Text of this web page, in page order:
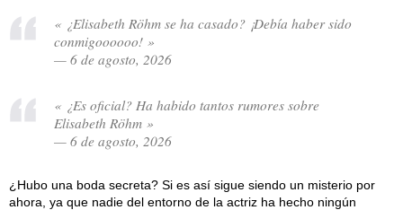
« ¿Elisabeth Röhm se ha casado? ¡Debía haber sido
conmigoooooo! »
— 6 de agosto, 2026
« ¿Es oficial? Ha habido tantos rumores sobre
Elisabeth Röhm »
— 6 de agosto, 2026
¿Hubo una boda secreta? Si es así sigue siendo un misterio por
ahora, ya que nadie del entorno de la actriz ha hecho ningún